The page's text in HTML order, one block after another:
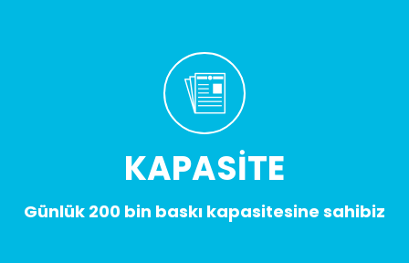
KAPASİTE
Günlük 200 bin baskı kapasitesine sahibiz